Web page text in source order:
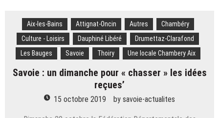
:
le
lama
fugueur
été
abattu
Aix-les-Bains Attignat-Oncin Autres
Chambéry
Culture - Loisirs
Dauphiné Libéré
Drumettaz-Clarafond
Les Bauges
Savoie Thoiry Une locale Chambery Aix
Savoie : un dimanche pour « chasser » les idées
reçues’
15 octobre 2019 by savoie-actualites